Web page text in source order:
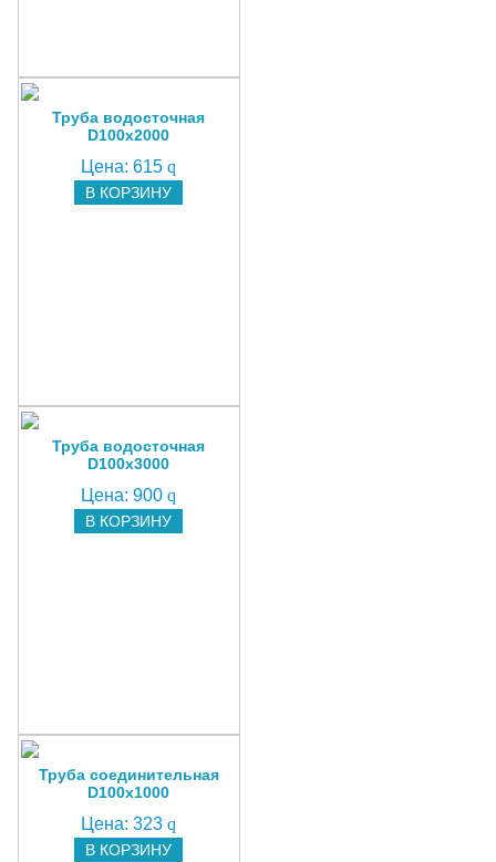
Труба водосточная
D100х2000
Цена:615 q
В КОРЗИНУ
Труба водосточная
D100х3000
Цена:900 q
В КОРЗИНУ
Труба соединительная
D100x1000
Цена:323 q
В КОРЗИНУ